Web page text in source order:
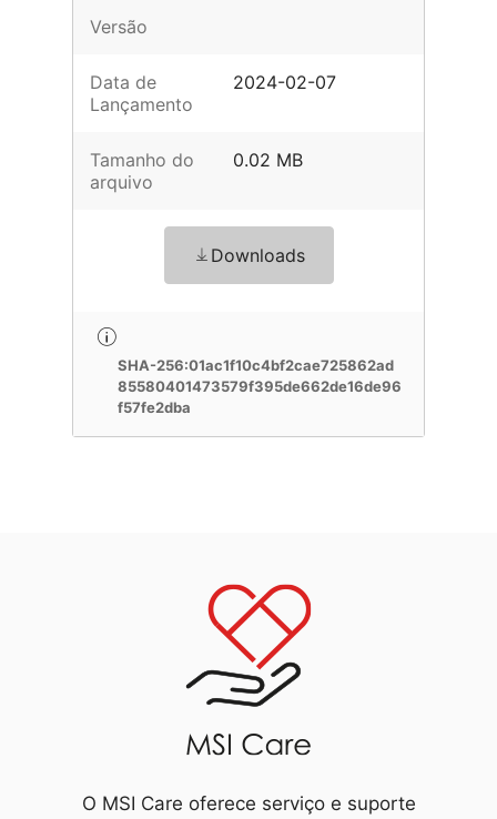
Versão
Data de
Lançamento
2024-02-07
Tamanho do
arquivo
0.02 MB
Downloads
SHA-256:01ac1f10c4bf2cae725862ad
85580401473579f395de662de16de96
f57fe2dba
O MSI Care oferece serviço e suporte